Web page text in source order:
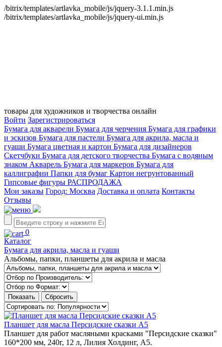
/bitrix/templates/artlavka_mobile/js/jquery-3.1.1.min.js
/bitrix/templates/artlavka_mobile/js/jquery-ui.min.js
товары для художников и творчества онлайн
Войти Зарегистрироваться
Бумага для акварели Бумага для черчения Бумага для графики
и эскизов Бумага для пастели Бумага для акрила, масла и
гуаши Бумага цветная и картон Бумага для дизайнеров
Скетчбуки Бумага для детского творчества Бумага с водяным
знаком Акварель Бумага для маркеров Бумага для
каллиграфии Папки для бумаг Картон негрунтованный
Гипсовые фигуры РАСПРОДАЖА
Мои заказы Город: Москва Доставка и оплата Контакты
Отзывы
0
Каталог
Бумага для акрила, масла и гуаши
Альбомы, папки, планшеты для акрила и масла
Планшет для масла Персидские сказки А5
Планшет для работ масляными красками "Персидские сказки"
160*200 мм, 240г, 12 л, Лилия Холдинг, А5.